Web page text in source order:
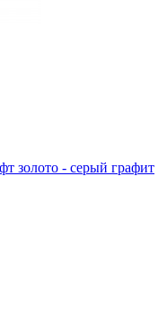
золото - серый графит